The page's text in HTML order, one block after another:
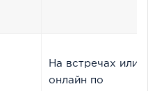
На встречах или
онлайн по